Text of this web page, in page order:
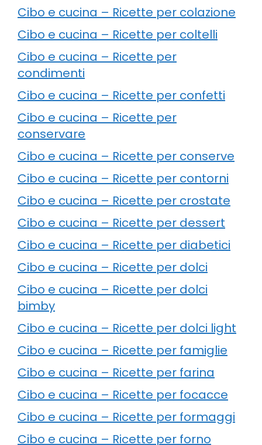
Cibo e cucina – Ricette per colazione
Cibo e cucina – Ricette per coltelli
Cibo e cucina – Ricette per
condimenti
Cibo e cucina – Ricette per confetti
Cibo e cucina – Ricette per
conservare
Cibo e cucina – Ricette per conserve
Cibo e cucina – Ricette per contorni
Cibo e cucina – Ricette per crostate
Cibo e cucina – Ricette per dessert
Cibo e cucina – Ricette per diabetici
Cibo e cucina – Ricette per dolci
Cibo e cucina – Ricette per dolci
bimby
Cibo e cucina – Ricette per dolci light
Cibo e cucina – Ricette per famiglie
Cibo e cucina – Ricette per farina
Cibo e cucina – Ricette per focacce
Cibo e cucina – Ricette per formaggi
Cibo e cucina – Ricette per forno